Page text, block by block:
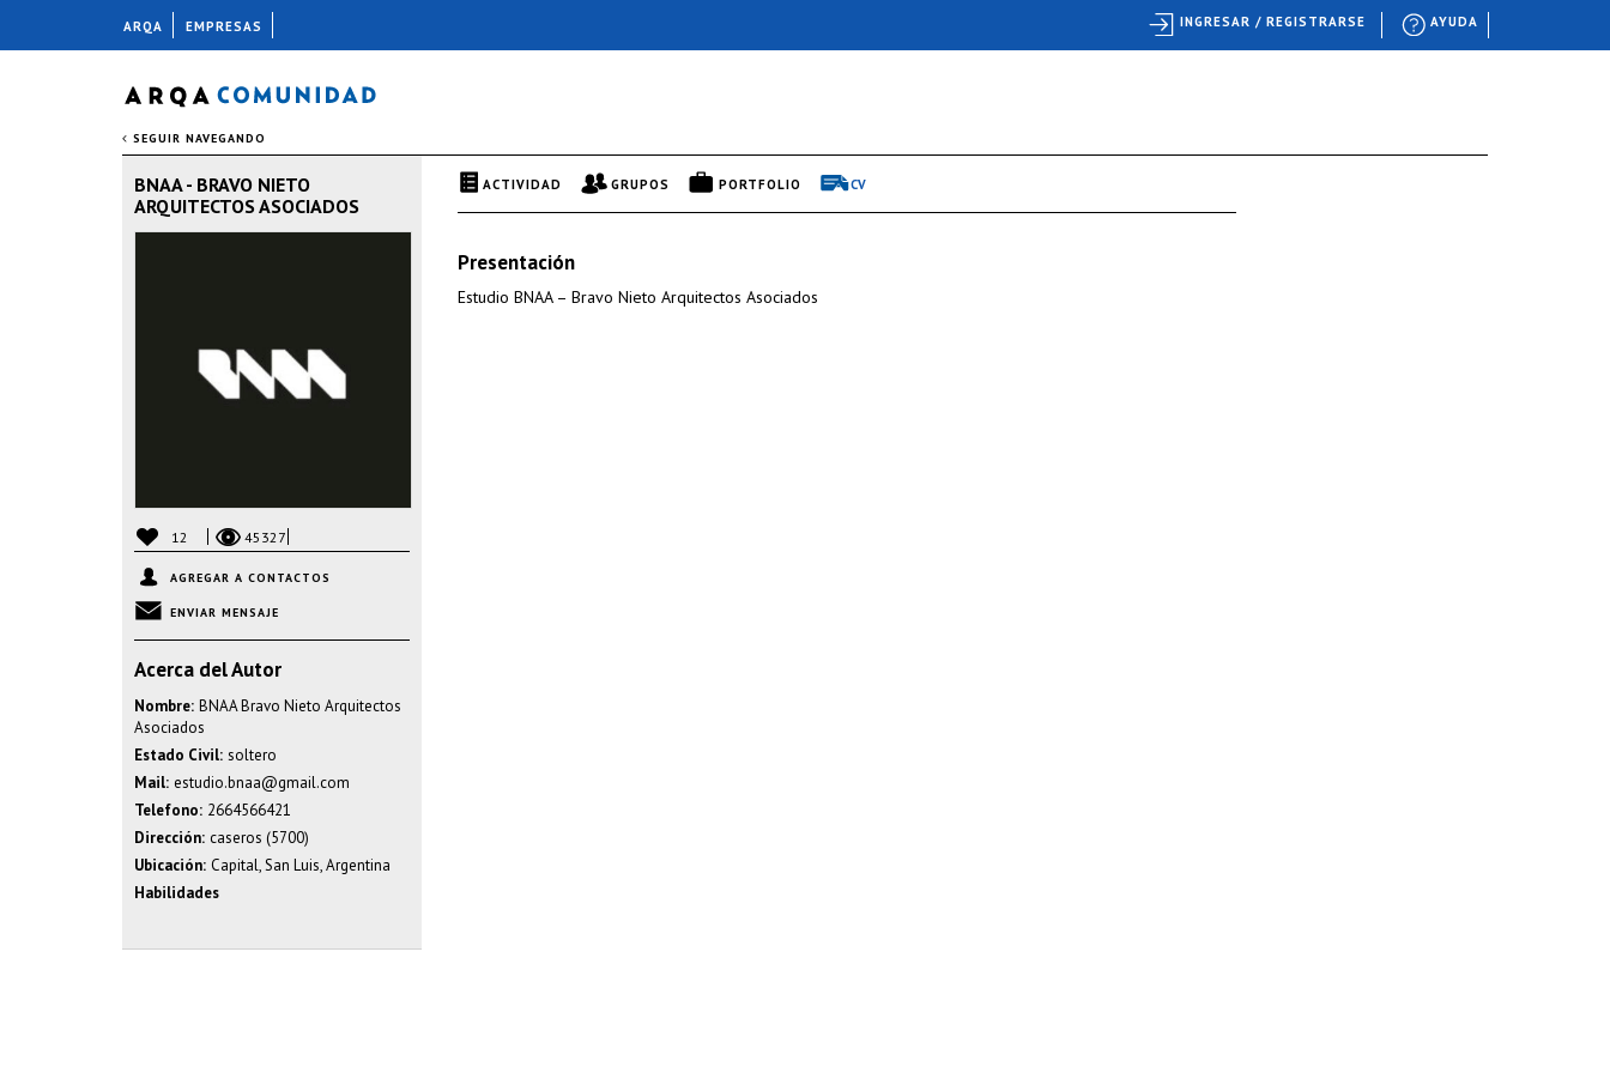
SEGUIR NAVEGANDO
BNAA - BRAVO NIETO
ARQUITECTOS ASOCIADOS
12 45327
AGREGAR A CONTACTOS
ENVIAR MENSAJE
Acerca del Autor
Nombre: BNAA Bravo Nieto Arquitectos
Asociados
Estado Civil: soltero
Mail: estudio.bnaa@gmail.com
Telefono: 2664566421
Dirección: caseros (5700)
Ubicación: Capital, San Luis, Argentina
Habilidades
ACTIVIDAD GRUPOS PORTFOLIO CV
Presentación
Estudio BNAA – Bravo Nieto Arquitectos Asociados
ARQA EMPRESAS AYUDA
INGRESAR / REGISTRARSE